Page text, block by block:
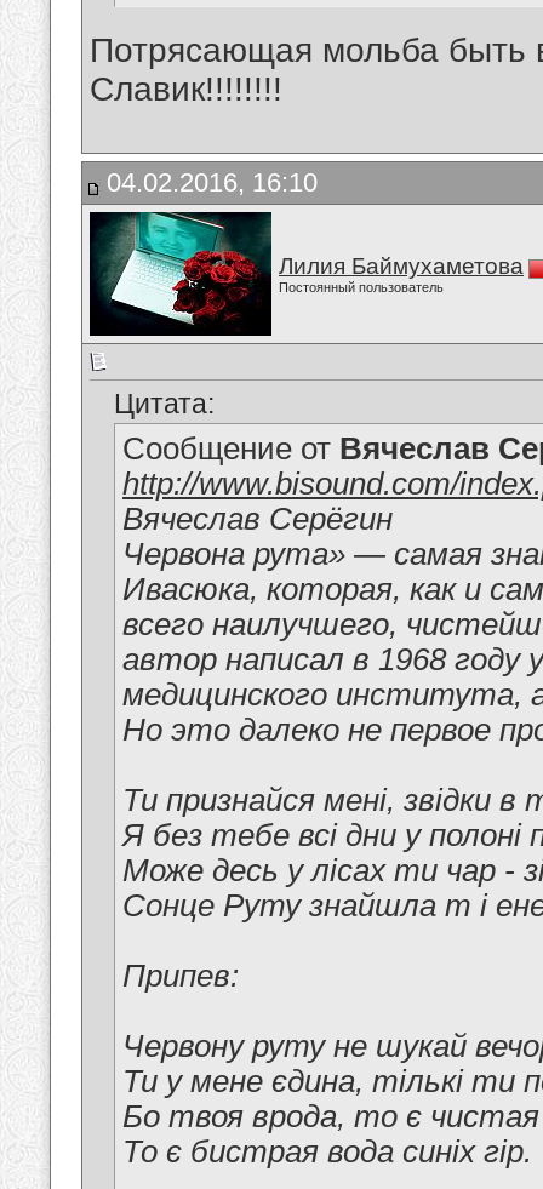
Потрясающая мольба быть
Славик!!!!!!!!
04.02.2016, 16:10
Лилия Баймухаметова
Постоянный пользователь
Цитата:
Сообщение от Вячеслав
http://www.bisound.com/
Вячеслав Серёгин
Червона рута» — самая
Ивасюка, которая, как и
всего наилучшего,
автор написал в 1968
медицинского института,
Но это далеко не первое
Ти признайся мені, звідки в
Я без тебе всі дни y полоні
Може десь y лісах ти чар -
Сонце Руту знайшла т і
Припев:
Червону руту не шукай
Ти y мене єдина, тількі ти
Бо твоя врода, то є чистая
То є бистрая вода синіх гір.